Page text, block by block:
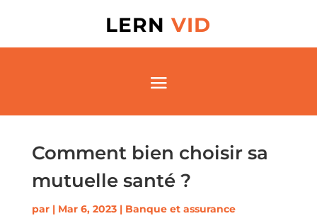
LERNVID
Comment bien choisir sa
mutuelle santé ?
par | Mar 6, 2023| Banque et assurance